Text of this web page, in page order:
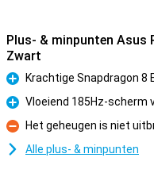
Plus- & minpunten Asus
Zwart
Pluspunt
Krachtige Snapdragon
Pluspunt
Vloeiend 185Hz-scherm
Minpunt
Het geheugen is niet
Alle plus- & minpunten